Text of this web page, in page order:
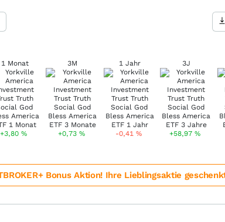
1 Monat
+3,80%
3M
+0,73 %
1 Jahr
-0,41 %
3J
+58,97%
Bonus Aktion! Ihre Lieblingsaktie